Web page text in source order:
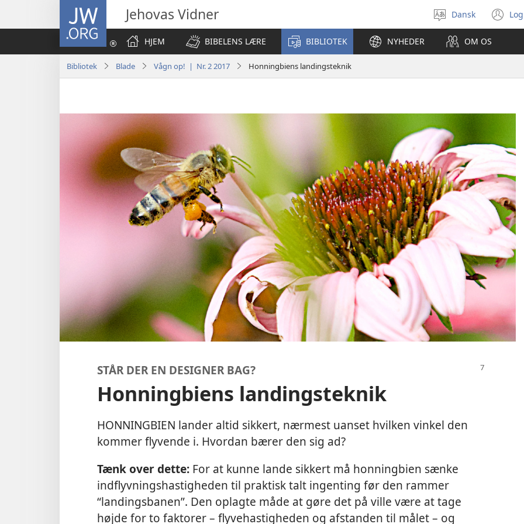
JW.ORG Jehovas Vidner
Vælg
sprog
Dansk
HJEM
BIBELENS LÆRE BIBLIOTEK NYHEDER OM OS
Bibliotek Blade Vågn op! | Nr. 2 2017 Honningbiens landingsteknik
STÅR DER EN DESIGNER BAG?
Honningbiens landingsteknik
HONNINGBIEN lander altid sikkert, nærmest uanset hvilken vinkel den
kommer flyvende i. Hvordan bærer den sig ad?
Tænk over dette: For at kunne lande sikkert må honningbien sænke
indflyvningshastigheden til praktisk talt ingenting før den rammer
“landingsbanen”. Den oplagte måde at gøre det på ville være at tage
højde for to faktorer – flyvehastigheden og afstanden til målet – og